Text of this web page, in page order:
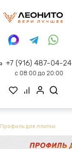
+7 (916) 487-04-24
с 08:00 до 20:00
Профиль для плитки